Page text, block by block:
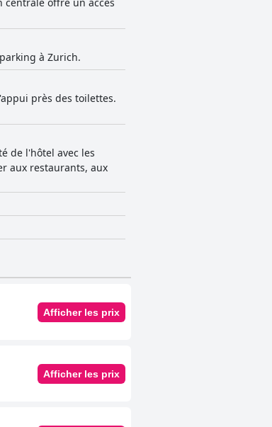
frais et accueillant
sa politesse, son
à la clientèle. Le
raisonnable.
logistiques, les options
avantage important.
du matelas varient.
ses excellentes
pour les voyageurs
à Zurich.
près des toilettes.
de l'hôtel avec les
aux restaurants, aux
Afficher les prix
Afficher les prix